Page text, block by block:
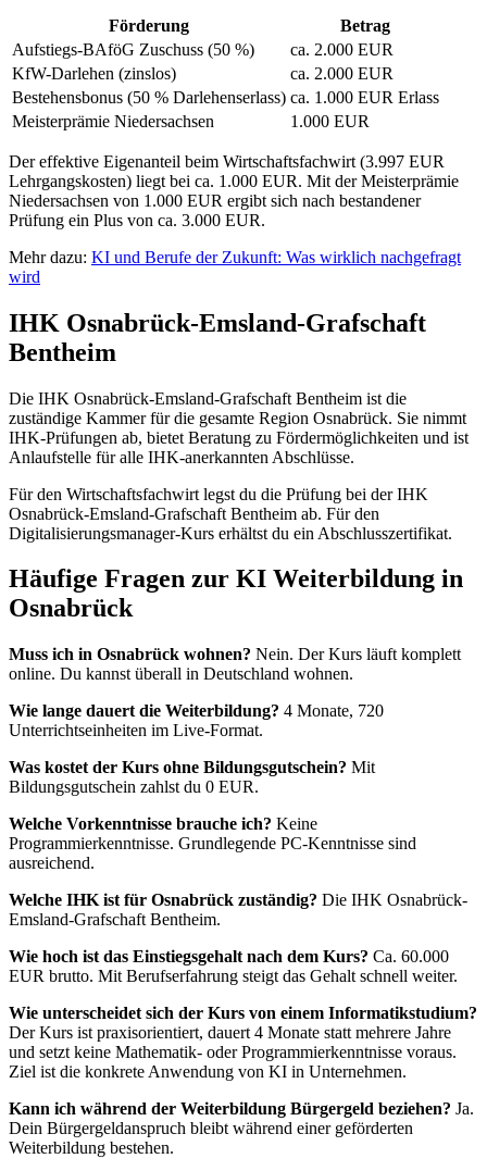
Förderung
Betrag
Aufstiegs-BAföG Zuschuss (50 %)
ca. 2.000 EUR
KfW-Darlehen (zinslos)
ca. 2.000 EUR
Bestehensbonus (50 % Darlehenserlass) ca. 1.000 EUR Erlass
Meisterprämie Niedersachsen
1.000 EUR
Der effektive Eigenanteil beim Wirtschaftsfachwirt (3.997 EUR
Lehrgangskosten) liegt bei ca. 1.000 EUR. Mit der Meisterprämie
Niedersachsen von 1.000 EUR ergibt sich nach bestandener
Prüfung ein Plus von ca. 3.000 EUR.
Mehr dazu: KI und Berufe der Zukunft: Was wirklich nachgefragt
wird
IHK Osnabrück-Emsland-Grafschaft
Bentheim
Die IHK Osnabrück-Emsland-Grafschaft Bentheim ist die
zuständige Kammer für die gesamte Region Osnabrück. Sie nimmt
IHK-Prüfungen ab, bietet Beratung zu Fördermöglichkeiten und ist
Anlaufstelle für alle IHK-anerkannten Abschlüsse.
Für den Wirtschaftsfachwirt legst du die Prüfung bei der IHK
Osnabrück-Emsland-Grafschaft Bentheim ab. Für den
Digitalisierungsmanager-Kurs erhältst du ein Abschlusszertifikat.
Häufige Fragen zur KI Weiterbildung in
Osnabrück
Muss ich in Osnabrück wohnen? Nein. Der Kurs läuft komplett
online. Du kannst überall in Deutschland wohnen.
Wie lange dauert die Weiterbildung? 4 Monate, 720
Unterrichtseinheiten im Live-Format.
Was kostet der Kurs ohne Bildungsgutschein? Mit
Bildungsgutschein zahlst du 0 EUR.
Welche Vorkenntnisse brauche ich? Keine
Programmierkenntnisse. Grundlegende PC-Kenntnisse sind
ausreichend.
Welche IHK ist für Osnabrück zuständig? Die IHK Osnabrück-
Emsland-Grafschaft Bentheim.
Wie hoch ist das Einstiegsgehalt nach dem Kurs? Ca. 60.000
EUR brutto. Mit Berufserfahrung steigt das Gehalt schnell weiter.
Wie unterscheidet sich der Kurs von einem Informatikstudium?
Der Kurs ist praxisorientiert, dauert 4 Monate statt mehrere Jahre
und setzt keine Mathematik- oder Programmierkenntnisse voraus.
Ziel ist die konkrete Anwendung von KI in Unternehmen.
Kann ich während der Weiterbildung Bürgergeld beziehen? Ja.
Dein Bürgergeldanspruch bleibt während einer geförderten
Weiterbildung bestehen.